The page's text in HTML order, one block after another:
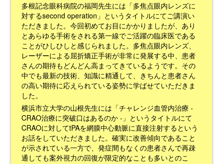
多根記念眼科病院の福岡先生には「多焦点眼内レンズに
対するsecond operation」というタイトルにてご講演い
ただきました。今回初めてお目にかかりましたが、あり
とあらゆる手術をされる第一線でご活躍の臨床医である
ことがひしひしと感じられました。多焦点眼内レンズ、
レーザーによる屈折矯正手術が非常に発展する中、患者
さんの期待もどんどん高まってきているようです。その
中でも最新の技術、知識に精通して、きちんと患者さん
の高い期待に応えられている姿勢に学ばせていただきま
した。
横浜市立大学の山根先生には「チャレンジ血管内治療 -
CRAO治療に突破口はあるのか -」というタイトルにて
CRAOに対してtPAを網膜中心動脈に直接注射するという
お話をしていただきました。確実に改善傾向であること
が示されている一方で、発症間もなくの患者さんで再疎
通しても案外視力の回復が限定的なことも多いとのこ